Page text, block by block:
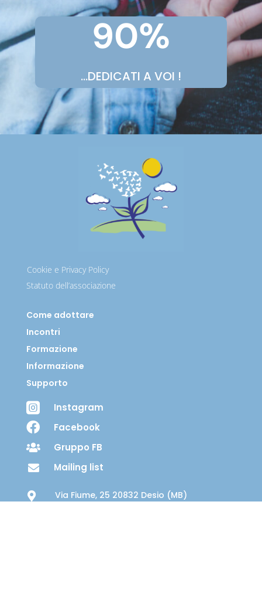
100%
...DEDICATI A VOI !
Cookie e Privacy Policy
Statuto dell’associazione
Come adottare
Incontri
Formazione
Informazione
Supporto
 Instagram
 Facebook
 Gruppo FB
 Mailing list

Via Fiume, 25 20832 Desio (MB)